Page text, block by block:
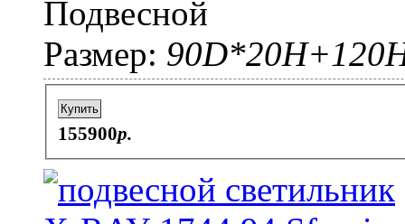
Подвесной
Размер:
Купить
155900p.